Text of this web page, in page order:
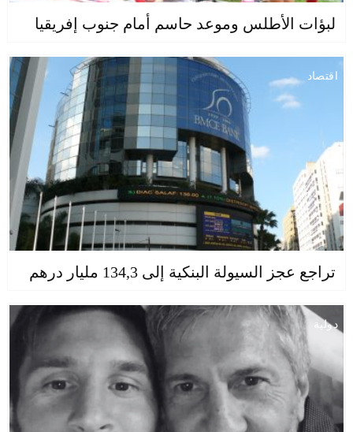
لبؤات الأطلس وموعد حاسم أمام جنوب إفريقيا
اقتصاد
تراجع عجز السيولة البنكية إلى 134,3 مليار درهم
دولية